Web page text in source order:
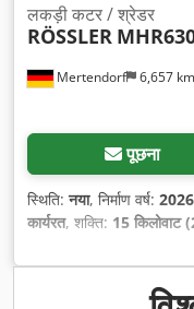
Mertendorf 6,657 km
लकड़ी कटर / श्रेडर
RÖSSLER
पूछना
स्थिति:नया, निर्माण वर्ष: 2026
कार्यरत, शक्ति: 15 किलोवाट
चौड़ाई:630 मिमी, इनपुट
, नियंत्रण कैबिनेट की